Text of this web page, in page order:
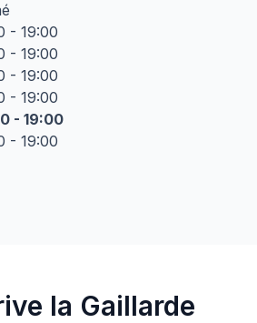
- 19:00
- 19:00
- 19:00
- 19:00
- 19:00
- 19:00
la Gaillarde